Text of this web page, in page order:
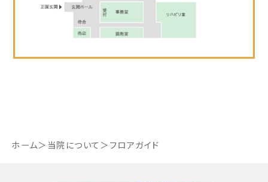
ホーム 当院について フロアガイド